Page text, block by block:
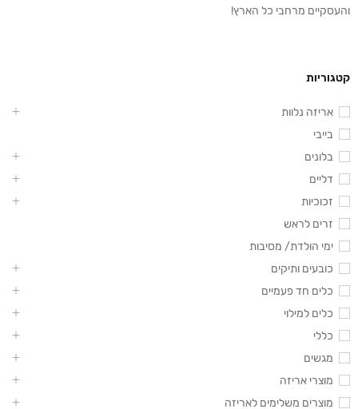
והעסקיים מרחבי כל הארץ!
קטגוריות
אריזה נלוות
בייבי
בלונים
דליים
זכוכיות
זרים לראש
ימי הולדת/ מסיבות
כובעים ותיקים
כלים חד פעמיים
כלים למילוי
כללי
מגשים
מוצרי אריזה
מוצרים משלימים לאריזה